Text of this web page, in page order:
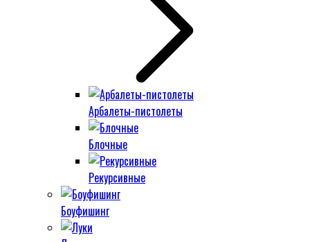
Арбалеты-пистолеты
Блочные
Рекурсивные
Боуфишинг